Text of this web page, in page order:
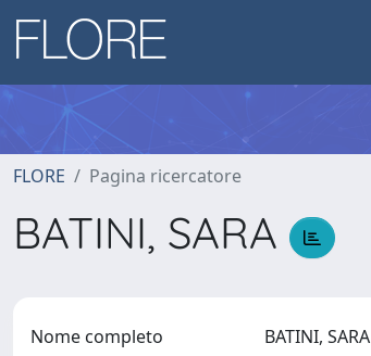
FLORE Pagina ricercatore
BATINI, SARA
Nome completo BATINI, SARA